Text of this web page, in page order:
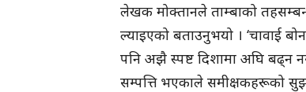
लेखक मोक्तानले ताम्बाको
ल्याइएको बताउनुभयो । ‘चावाई
पनि अझै स्पष्ट दिशामा अघि बढ्न
सम्पत्ति भएकाले समीक्षकहरूको